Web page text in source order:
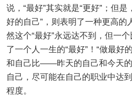
说，“最好”其实就是“更好”；但
好的自己”，则表明了一种更高的
然这个“最好”永远达不到，但一
了一个人一生的“最好”！“做最好
和自己比——昨天的自己和今天
自己，尽可能在自己的职业中达
程度。